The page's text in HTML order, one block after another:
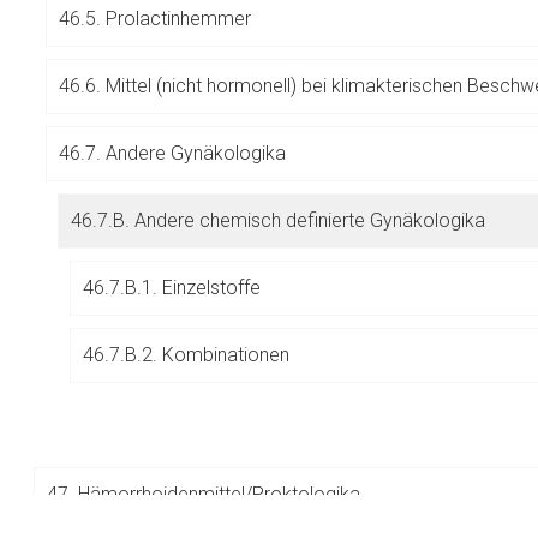
46.5. Prolactinhemmer
46.6. Mittel (nicht hormonell) bei klimakterischen
46.7. Andere Gynäkologika
46.7.B. Andere chemisch definierte Gynäkologika
46.7.B.1. Einzelstoffe
46.7.B.2. Kombinationen
47. Hämorrhoidenmittel/Proktologika
Betreiber